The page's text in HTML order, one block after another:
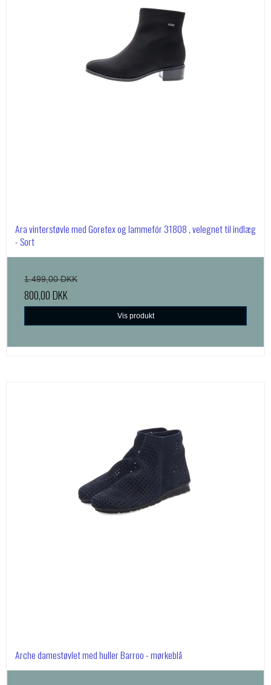
Ara vinterstøvle med Goretex og lammefór 31808 , velegnet til indlæg
- Sort
1.499,00 DKK
800,00 DKK
Vis produkt
Arche damestøvlet med huller Barroo - mørkeblå